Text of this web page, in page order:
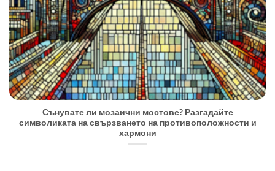
Сънувате ли мозаични мостове? Разгадайте
символиката на свързването на противоположности и
хармони